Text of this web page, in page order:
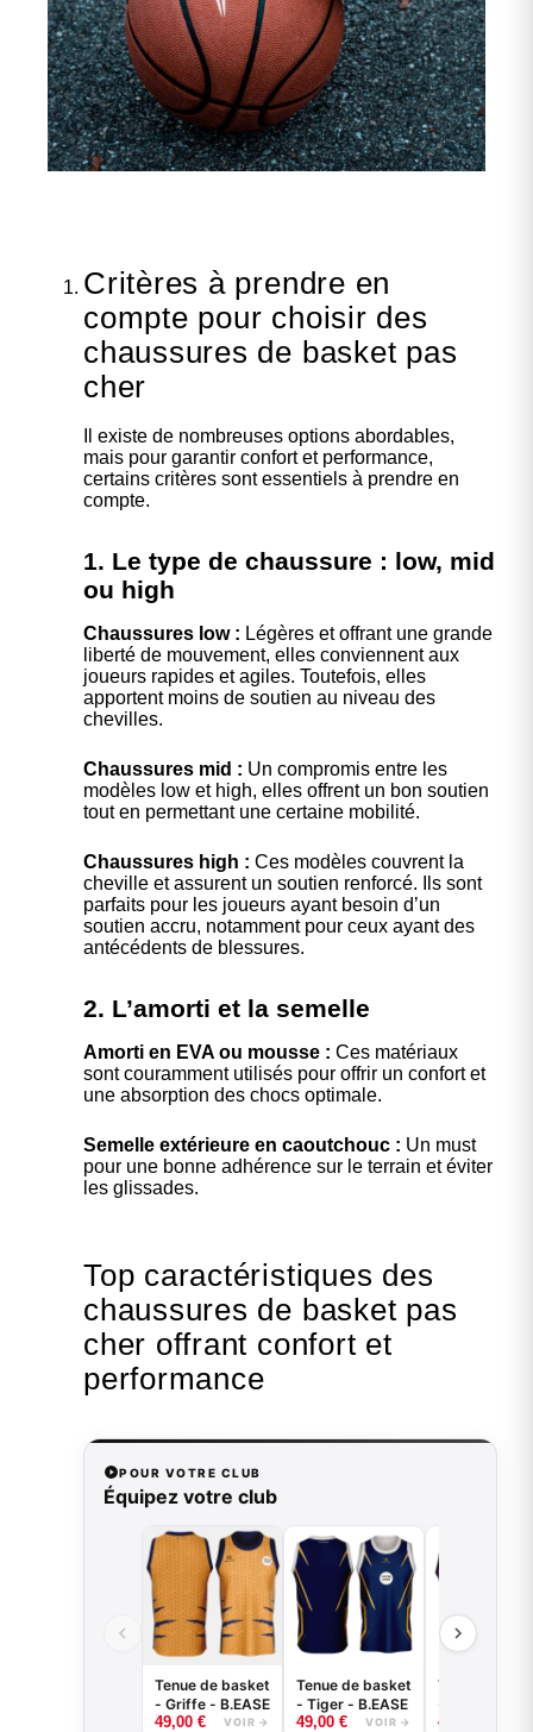
Critères à prendre en
compte pour choisir des
chaussures de basket pas
cher
Il existe de nombreuses options abordables,
mais pour garantir confort et performance,
certains critères sont essentiels à prendre en
compte.
1. Le type de chaussure : low, mid
ou high
Chaussures low : Légères et offrant une grande
liberté de mouvement, elles conviennent aux
joueurs rapides et agiles. Toutefois, elles
apportent moins de soutien au niveau des
chevilles.
Chaussures mid : Un compromis entre les
modèles low et high, elles offrent un bon soutien
tout en permettant une certaine mobilité.
Chaussures high : Ces modèles couvrent la
cheville et assurent un soutien renforcé. Ils sont
parfaits pour les joueurs ayant besoin d’un
soutien accru, notamment pour ceux ayant des
antécédents de blessures.
2. L’amorti et la semelle
Amorti en EVA ou mousse : Ces matériaux
sont couramment utilisés pour offrir un confort et
une absorption des chocs optimale.
Semelle extérieure en caoutchouc : Un must
pour une bonne adhérence sur le terrain et éviter
les glissades.
Top caractéristiques des
chaussures de basket pas
cher offrant confort et
performance
POUR VOTRE CLUB
Équipez votre club
Tenue de basket
- Griffe - B.EASE
49,00 € VOIR →
Tenue de basket
- Tiger - B.EASE
49,00 € VOIR →
Tenue de
- Splash -
B.EASE
49,00